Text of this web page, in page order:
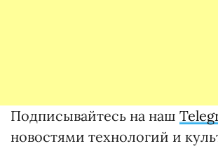
Подписывайтесь на наш
новостями технологий и